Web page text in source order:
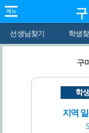
선생님찾기 학생찾
구
학
지역